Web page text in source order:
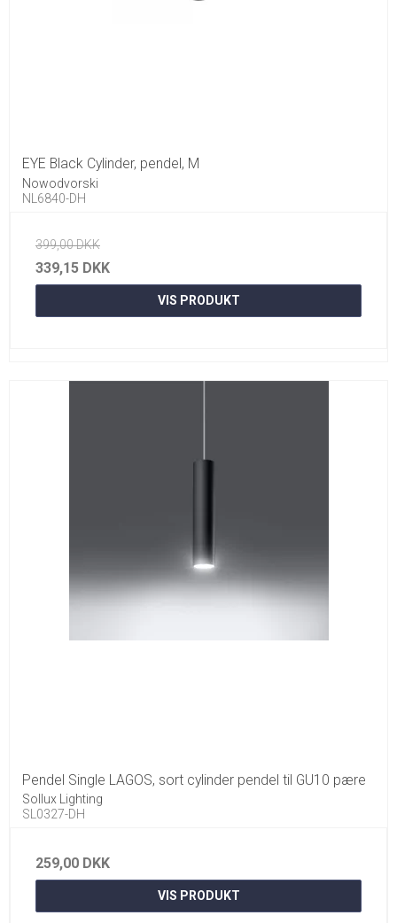
EYE Black Cylinder, pendel, M
Nowodvorski
NL6840-DH
399,00 DKK
339,15 DKK
VIS PRODUKT
Pendel Single LAGOS, sort cylinder pendel til GU10 pære
Sollux Lighting
SL0327-DH
259,00 DKK
VIS PRODUKT